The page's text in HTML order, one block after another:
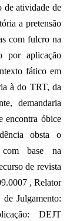
de atividade de
a pretensão
com fulcro na
aplicação
fático em
à do TRT, da
demandaria
encontra óbice
obsta o
com base na
de revista
, Relator
Julgamento:
DEJT